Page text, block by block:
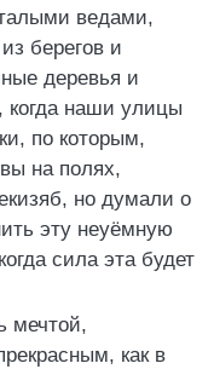
ведами,
берегов и
деревья и
когда наши улицы
по которым,
на полях,
но думали о
эту неуёмную
сила эта будет
мечтой,
как в